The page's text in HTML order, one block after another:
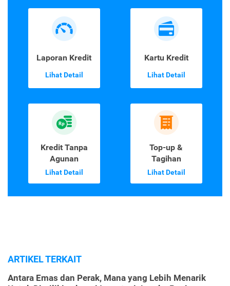
Laporan Kredit
Lihat Detail
Kartu Kredit
Lihat Detail
Kredit Tanpa
Agunan
Lihat Detail
Top-up &
Tagihan
Lihat Detail
ARTIKEL TERKAIT
Antara Emas dan Perak, Mana yang Lebih Menarik